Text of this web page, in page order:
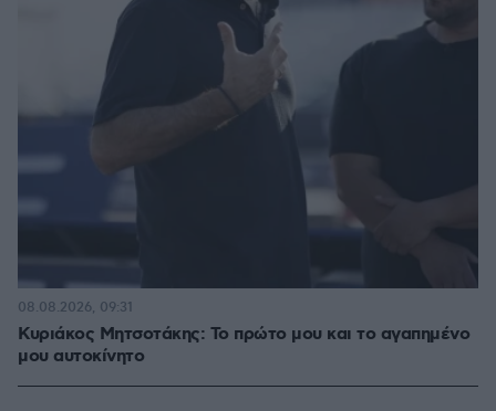
Κυριάκος Μητσοτάκης: Το πρώτο μου και το αγαπημένο
μου αυτοκίνητο
08.08.2026, 09:31